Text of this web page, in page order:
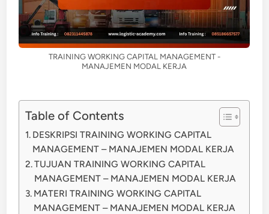
TRAINING WORKING CAPITAL MANAGEMENT -
MANAJEMEN MODAL KERJA
Table of Contents
DESKRIPSI TRAINING WORKING CAPITAL
MANAGEMENT – MANAJEMEN MODAL KERJA
TUJUAN TRAINING WORKING CAPITAL
MANAGEMENT – MANAJEMEN MODAL KERJA
MATERI TRAINING WORKING CAPITAL
MANAGEMENT – MANAJEMEN MODAL KERJA